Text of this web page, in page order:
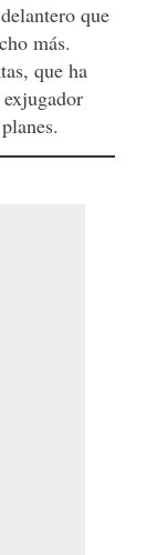
que
más.
que ha